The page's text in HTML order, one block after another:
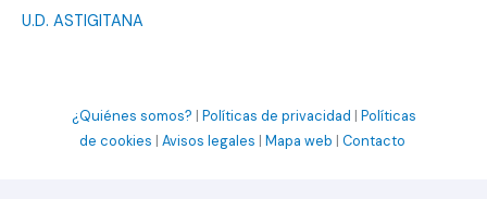
U.D. ASTIGITANA
¿Quiénes somos? | Políticas de privacidad | Políticas
de cookies | Avisos legales | Mapa web | Contacto